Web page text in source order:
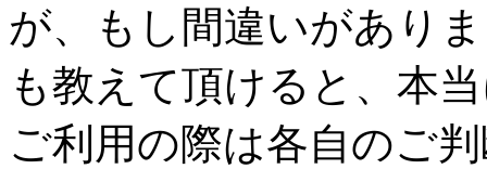
が、もし間違いがあり
も教えて頂けると、本
ご利用の際は各自のご